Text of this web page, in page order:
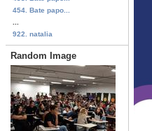
454. Bate papo...
922. natalia
Random Image